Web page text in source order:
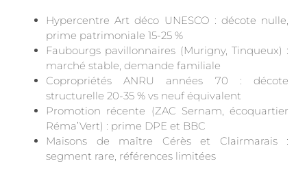
Hypercentre Art déco UNESCO : décote nulle,
prime patrimoniale 15-25 %
Faubourgs pavillonnaires (Murigny, Tinqueux) :
marché stable, demande familiale
Copropriétés ANRU années 70 : décote
structurelle 20-35 % vs neuf équivalent
Promotion récente (ZAC Sernam, écoquartier
Réma’Vert) : prime DPE et BBC
Maisons de maître Cérès et Clairmarais :
segment rare, références limitées